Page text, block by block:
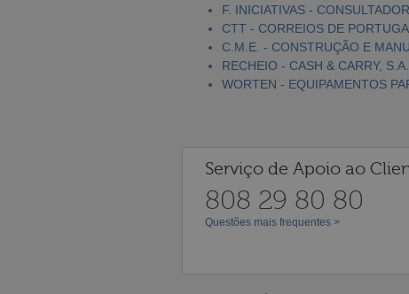
F. INICIATIVAS -
CTT - CORREIOS DE
C.M.E. - CONSTRUÇÃO E
RECHEIO - CASH & CARRY, S.A.
WORTEN - EQUIPAMENTOS
Serviço de Apoio ao
808 29 80 80
Questões mais frequentes >